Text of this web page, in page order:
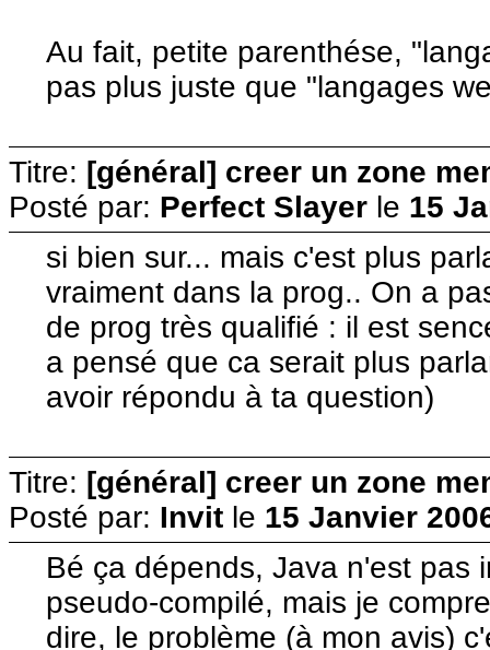
Au fait, petite parenthése,
pas plus juste que "langages
Titre: [général] creer un zone
Posté par: Perfect Slayer le 15
si bien sur... mais c'est plus
vraiment dans la prog.. On a
de prog très qualifié : il est
a pensé que ca serait plus
avoir répondu à ta question)
Titre: [général] creer un zone
Posté par: Invit le 15 Janvier
Bé ça dépends, Java n'est pas
pseudo-compilé, mais je
dire, le problème (à mon avis)